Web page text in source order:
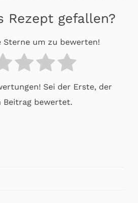
Rezept gefallen?
Sterne um zu bewerten!
Sei der Erste, der
Beitrag bewertet.